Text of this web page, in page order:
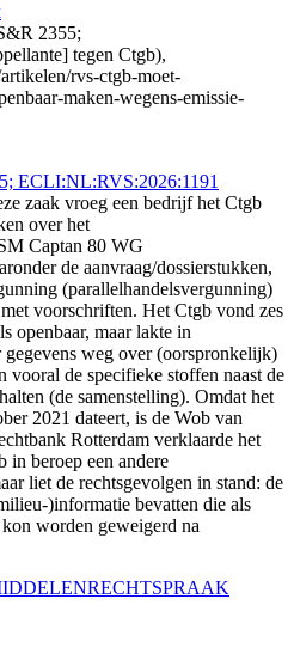
2355;
tegen Ctgb),
rvs-ctgb-moet-
maken-wegens-emissie-
ECLI:NL:RVS:2026:1191
zaak vroeg een bedrijf het Ctgb
over het
Captan 80 WG
de aanvraag/dossierstukken,
(parallelhandelsvergunning)
voorschriften. Het Ctgb vond zes
openbaar, maar lakte in
gegevens weg over (oorspronkelijk)
vooral de specifieke stoffen naast de
(de samenstelling). Omdat het
2021 dateert, is de Wob van
Rotterdam verklaarde het
in beroep een andere
liet de rechtsgevolgen in stand: de
)informatie bevatten die als
worden geweigerd na
RECHTSPRAAK